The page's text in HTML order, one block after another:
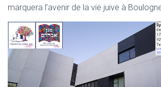
marquera l’avenir de la vie juive à